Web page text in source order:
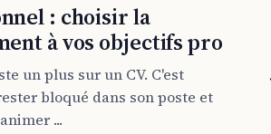
: choisir la
à vos objectifs pro
un plus sur un CV. C'est
bloqué dans son poste et
...